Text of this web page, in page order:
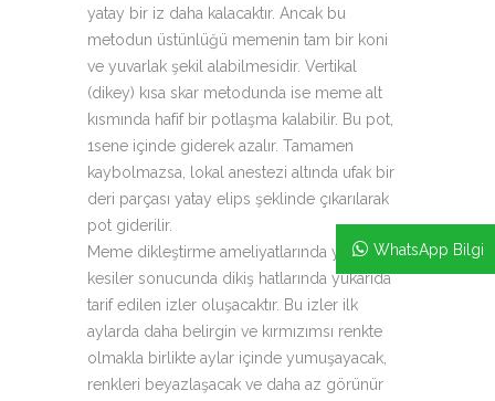
yatay bir iz daha kalacaktır. Ancak bu
metodun üstünlüğü memenin tam bir koni
ve yuvarlak şekil alabilmesidir. Vertikal
(dikey) kısa skar metodunda ise meme alt
kısmında hafif bir potlaşma kalabilir. Bu pot,
1sene içinde giderek azalır. Tamamen
kaybolmazsa, lokal anestezi altında ufak bir
deri parçası yatay elips şeklinde çıkarılarak
pot giderilir.
Meme dikleştirme ameliyatlarında yapılan
kesiler sonucunda dikiş hatlarında yukarıda
tarif edilen izler oluşacaktır. Bu izler ilk
aylarda daha belirgin ve kırmızımsı renkte
olmakla birlikte aylar içinde yumuşayacak,
renkleri beyazlaşacak ve daha az görünür
WhatsApp Bilgi